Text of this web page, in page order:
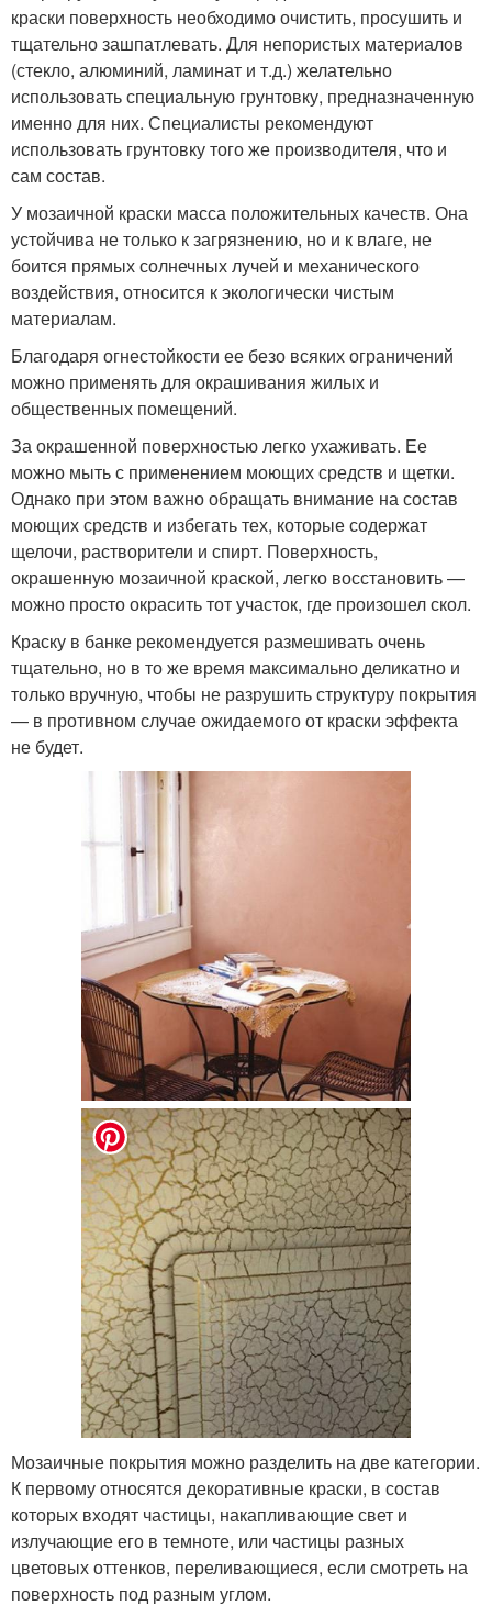
краски поверхность необходимо очистить, просушить и
тщательно зашпатлевать. Для непористых материалов
(стекло, алюминий, ламинат и т.д.) желательно
использовать специальную грунтовку, предназначенную
именно для них. Специалисты рекомендуют
использовать грунтовку того же производителя, что и
сам состав.
У мозаичной краски масса положительных качеств. Она
устойчива не только к загрязнению, но и к влаге, не
боится прямых солнечных лучей и механического
воздействия, относится к экологически чистым
материалам.
Благодаря огнестойкости ее безо всяких ограничений
можно применять для окрашивания жилых и
общественных помещений.
За окрашенной поверхностью легко ухаживать. Ее
можно мыть с применением моющих средств и щетки.
Однако при этом важно обращать внимание на состав
моющих средств и избегать тех, которые содержат
щелочи, растворители и спирт. Поверхность,
окрашенную мозаичной краской, легко восстановить —
можно просто окрасить тот участок, где произошел скол.
Краску в банке рекомендуется размешивать очень
тщательно, но в то же время максимально деликатно и
только вручную, чтобы не разрушить структуру покрытия
— в противном случае ожидаемого от краски эффекта
не будет.
Мозаичные покрытия можно разделить на две категории.
К первому относятся декоративные краски, в состав
которых входят частицы, накапливающие свет и
излучающие его в темноте, или частицы разных
цветовых оттенков, переливающиеся, если смотреть на
поверхность под разным углом.